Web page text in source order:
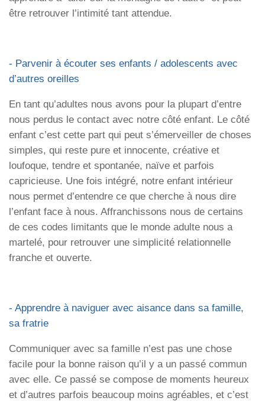
être retrouver l’intimité tant attendue.
- Parvenir à écouter ses enfants / adolescents avec
d’autres oreilles
En tant qu’adultes nous avons pour la plupart d’entre
nous perdus le contact avec notre côté enfant. Le côté
enfant c’est cette part qui peut s’émerveiller de choses
simples, qui reste pure et innocente, créative et
loufoque, tendre et spontanée, naïve et parfois
capricieuse. Une fois intégré, notre enfant intérieur
nous permet d’entendre ce que cherche à nous dire
l’enfant face à nous. Affranchissons nous de certains
de ces codes limitants que le monde adulte nous a
martelé, pour retrouver une simplicité relationnelle
franche et ouverte.
- Apprendre à naviguer avec aisance dans sa famille,
sa fratrie
Communiquer avec sa famille n’est pas une chose
facile pour la bonne raison qu’il y a un passé commun
avec elle. Ce passé se compose de moments heureux
et d’autres parfois beaucoup moins agréables, et c’est